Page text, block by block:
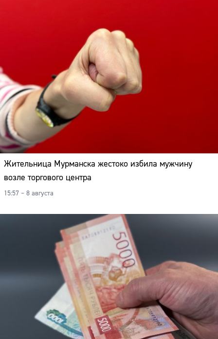
Жительница Мурманска жестоко избила мужчину
возле торгового центра
15:57 – 8 августа